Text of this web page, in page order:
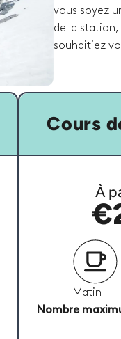
vous soyez
de la
souhaitiez
Cours
À
Matin
Nombre